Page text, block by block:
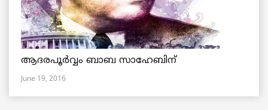
ആദരപൂര്‍വ്വം ബാബ സാഹേബിന്
June 19, 2016